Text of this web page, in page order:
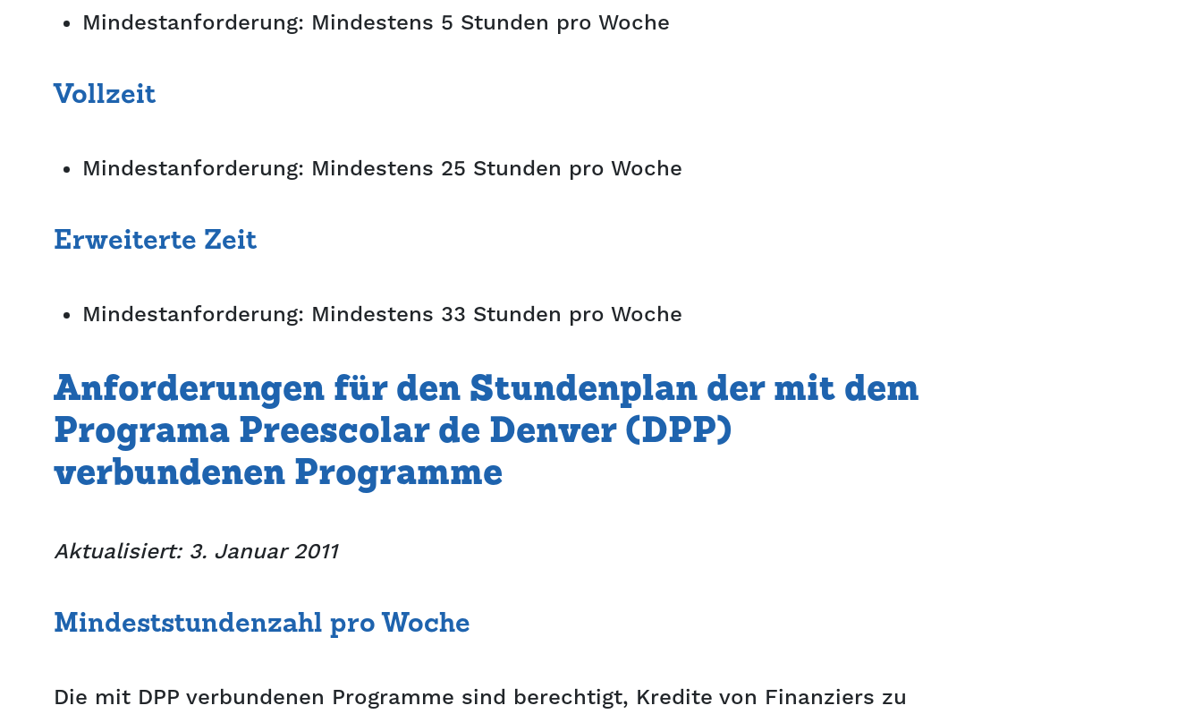
Mindestanforderung: Mindestens 5 Stunden pro Woche
Vollzeit
Mindestanforderung: Mindestens 25 Stunden pro Woche
Erweiterte Zeit
Mindestanforderung: Mindestens 33 Stunden pro Woche
Anforderungen für den Stundenplan der mit dem
Programa Preescolar de Denver (DPP)
verbundenen Programme
Aktualisiert: 3. Januar 2011
Mindeststundenzahl pro Woche
Die mit DPP verbundenen Programme sind berechtigt, Kredite von Finanziers zu